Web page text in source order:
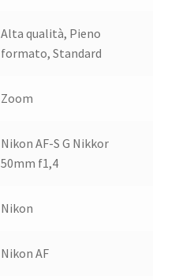
Alta qualità, Pieno
formato, Standard
Zoom
Nikon AF-S G Nikkor
50mm f1,4
Nikon
Nikon AF